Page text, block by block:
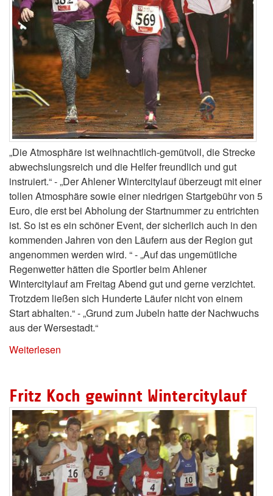
„Die Atmosphäre ist weihnachtlich-gemütvoll, die Strecke
abwechslungsreich und die Helfer freundlich und gut
instruiert.“ - „Der Ahlener Wintercitylauf überzeugt mit einer
tollen Atmosphäre sowie einer niedrigen Startgebühr von 5
Euro, die erst bei Abholung der Startnummer zu entrichten
ist. So ist es ein schöner Event, der sicherlich auch in den
kommenden Jahren von den Läufern aus der Region gut
angenommen werden wird. “ - „Auf das ungemütliche
Regenwetter hätten die Sportler beim Ahlener
Wintercitylauf am Freitag Abend gut und gerne verzichtet.
Trotzdem ließen sich Hunderte Läufer nicht von einem
Start abhalten.“ - „Grund zum Jubeln hatte der Nachwuchs
aus der Wersestadt.“
Weiterlesen
Fritz Koch gewinnt Wintercitylauf